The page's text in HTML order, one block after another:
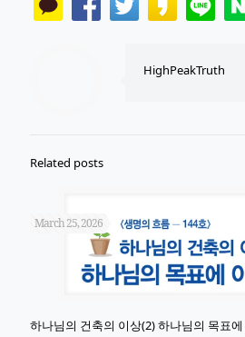
HighPeakTruth
Related posts
March 25, 2026
하나님의 건축의 이상(2) 하나님의 목표